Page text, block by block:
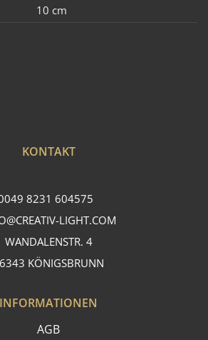
10 cm
KONTAKT
8231 604575
LIGHT.COM
WANDALENSTR. 4
KÖNIGSBRUNN
INFORMATIONEN
AGB